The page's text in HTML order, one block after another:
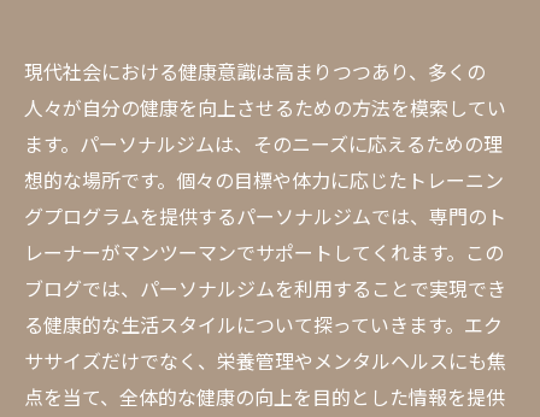
現代社会における健康意識は高まりつつあり、多くの
人々が自分の健康を向上させるための方法を模索してい
ます。パーソナルジムは、そのニーズに応えるための理
想的な場所です。個々の目標や体力に応じたトレーニン
グプログラムを提供するパーソナルジムでは、専門のト
レーナーがマンツーマンでサポートしてくれます。この
ブログでは、パーソナルジムを利用することで実現でき
る健康的な生活スタイルについて探っていきます。エク
ササイズだけでなく、栄養管理やメンタルヘルスにも焦
点を当て、全体的な健康の向上を目的とした情報を提供